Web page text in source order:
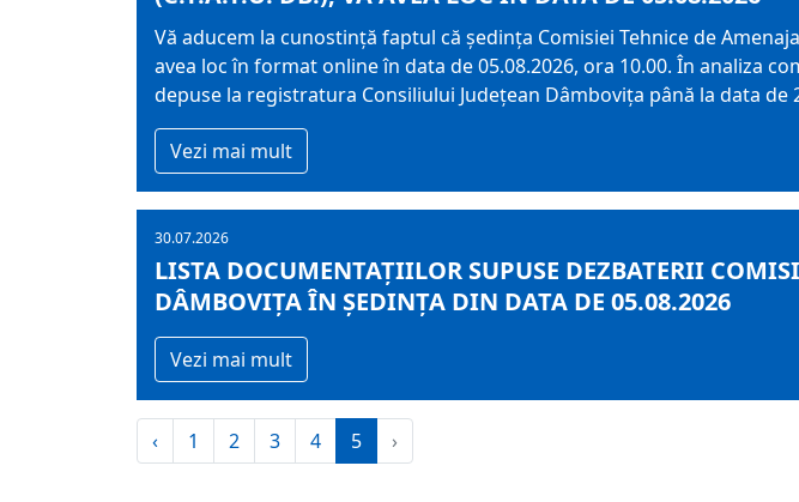
Vă aducem la cunostință faptul că ședința Comisiei Tehnice de
avea loc în format online în data de 05.08.2026, ora 10.00. În analiza
depuse la registratura Consiliului Județean Dâmbovița până la data de
Vezi mai mult
30.07.2026
LISTA DOCUMENTAŢIILOR SUPUSE DEZBATERII
DÂMBOVIŢA ÎN ŞEDINŢA DIN DATA DE 05.08.2026
Vezi mai mult
‹ 1 2 3 4 5 ›